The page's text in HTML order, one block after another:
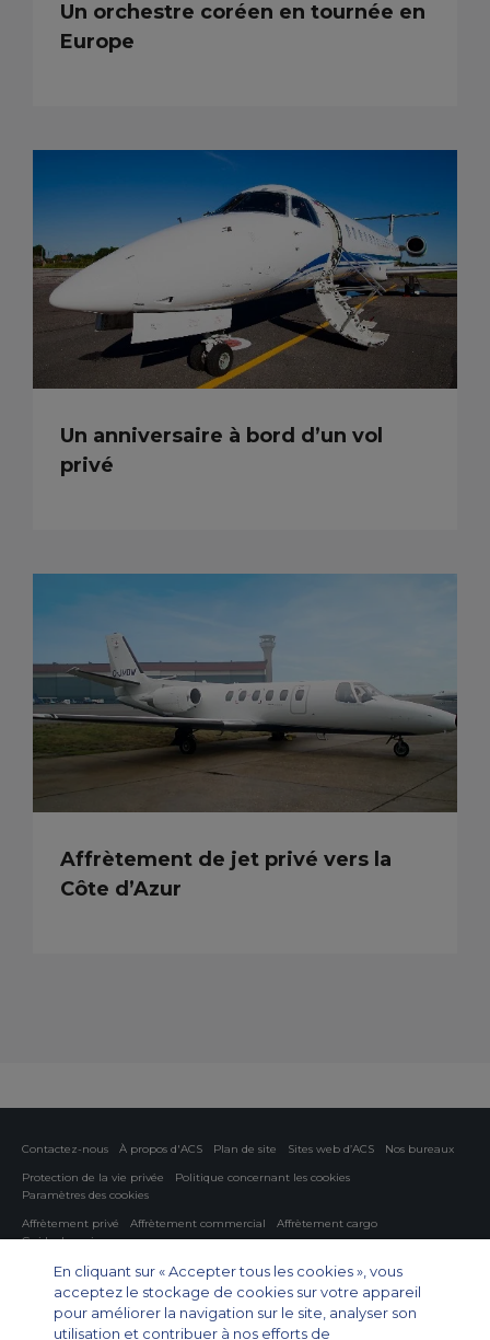
Un orchestre coréen en tournée en
Europe
Un anniversaire à bord d’un vol
privé
Affrètement de jet privé vers la
Côte d’Azur
Contactez-nous À propos d'ACS Plan de site Sites web d’ACS
Nos bureaux
Protection de la vie privée
Politique concernant les cookies
Paramètres des cookies
Affrètement privé
Affrètement commercial
Affrètement cargo
Guide des avions
Private Charter App
En cliquant sur « Accepter tous les cookies », vous
acceptez le stockage de cookies sur votre appareil
pour améliorer la navigation sur le site, analyser son
utilisation et contribuer à nos efforts de